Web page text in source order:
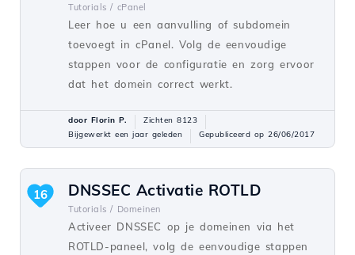
Tutorials / cPanel
Leer hoe u een aanvulling of subdomein
toevoegt in cPanel. Volg de eenvoudige
stappen voor de configuratie en zorg ervoor
dat het domein correct werkt.
door Florin P.
Zichten 8123
Bijgewerkt een jaar geleden
Gepubliceerd op 26/06/2017
DNSSEC Activatie ROTLD
Tutorials / Domeinen
Activeer DNSSEC op je domeinen via het
ROTLD-paneel, volg de eenvoudige stappen
16